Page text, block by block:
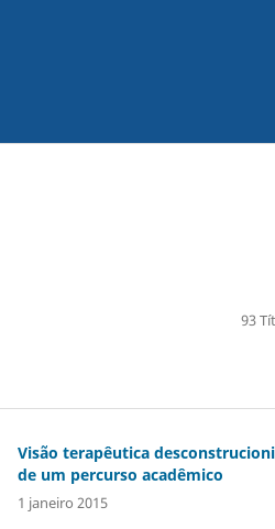
93
Visão terapêutica
de um percurso acadêmico
1 janeiro 2015